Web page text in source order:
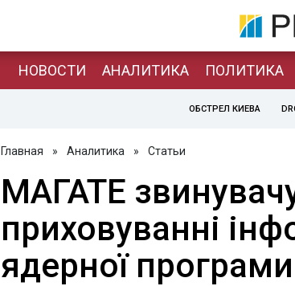
НОВОСТИ АНАЛИТИКА ПОЛИТИКА
ОБСТРЕЛ КИЕВА
Главная » Аналитика » Статьи
МАГАТЕ
приховуванні
ядерної програми